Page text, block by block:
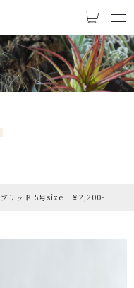
LOGIN
ブリッド 5号size ￥2,200-
ハイブリッド 5号size
】